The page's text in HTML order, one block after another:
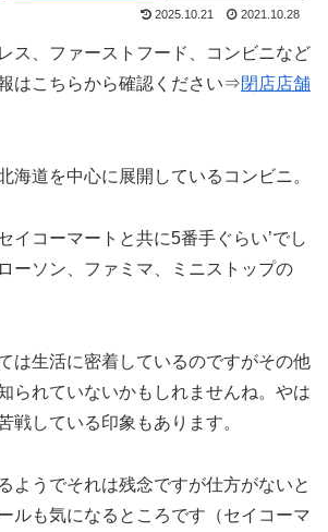
2025.10.21 2021.10.28
ス、ファーストフード、コンビニなど
はこちらから確認ください⇒閉店店舗
海道を中心に展開しているコンビニ。
イコーマートと共に5番手ぐらい’でし
ーソン、ファミマ、ミニストップの
は生活に密着しているのですがその他
られていないかもしれませんね。やは
戦している印象もあります。
ようでそれは残念ですが仕方がないと
ルも気になるところです（セイコーマ